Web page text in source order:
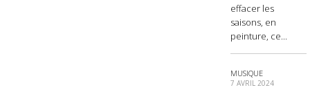
effacer les
saisons, en
peinture, ce...
MUSIQUE
7 AVRIL 2024